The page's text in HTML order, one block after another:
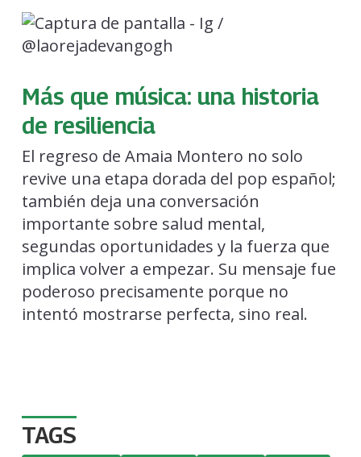
Más que música: una historia
de resiliencia
El regreso de Amaia Montero no solo
revive una etapa dorada del pop español;
también deja una conversación
importante sobre salud mental,
segundas oportunidades y la fuerza que
implica volver a empezar. Su mensaje fue
poderoso precisamente porque no
intentó mostrarse perfecta, sino real.
TAGS